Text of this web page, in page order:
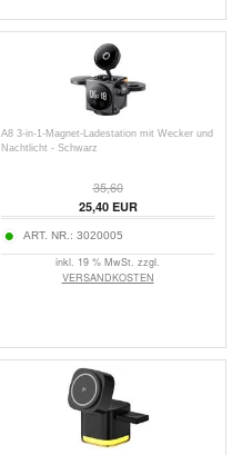
A8 3-in-1-Magnet-Ladestation mit Wecker und
Nachtlicht - Schwarz
35,60
25,40EUR
ART. NR.: 3020005
inkl. 19 % MwSt. zzgl.
VERSANDKOSTEN